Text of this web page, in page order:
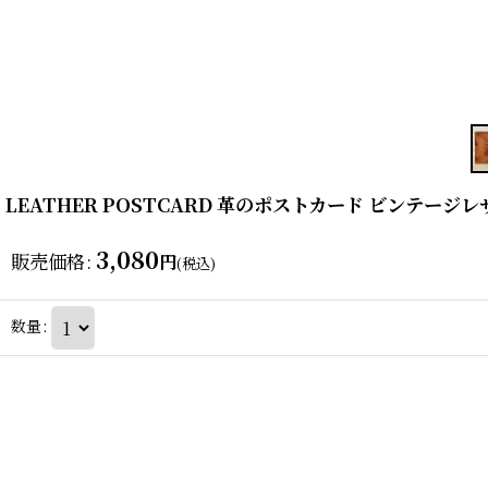
LEATHER POSTCARD 革のポストカード ビンテージレ
販売価格: 3,080円(税込)
数量: